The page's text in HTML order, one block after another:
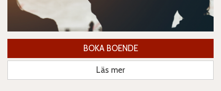
BOKA BOENDE
Läs mer